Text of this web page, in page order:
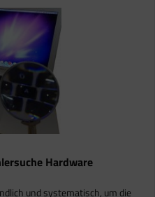
Hardware
und systematisch, um die